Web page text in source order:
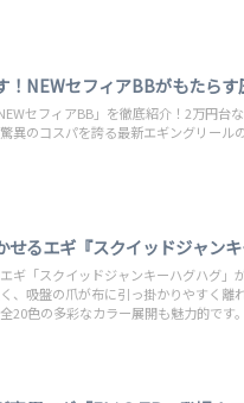
！NEWセフィアBBがもたら
セフィアBB」を徹底紹介！2万円台
異のコスパを誇る最新エギングリー
せるエギ『スクイッドジャン
ギ「スクイッドジャンキーハグハグ
、吸盤の爪が布に引っ掛かりやすく離
20色の多彩なカラー展開も魅力的です